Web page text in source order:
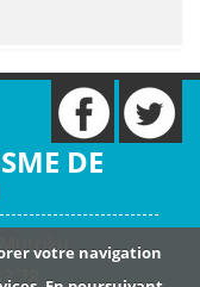
votre navigation
DE
78